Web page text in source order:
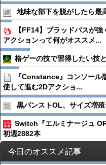
地味な部下を脱がしたら最
【FF14】ブラッドバスが
アクションって何がオススメ...
格ゲーの技で習得したい技
『Constance』コンソール
使して進む2Dアクショ...
黒パンストOL、サイズ増
Switch『エルミナージュ
初週2882本
今日のオススメ記事